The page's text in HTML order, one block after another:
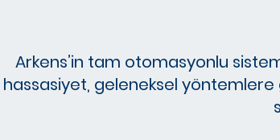
Arkens’in tam otomasyonlu
hassasiyet, geleneksel yöntemlere